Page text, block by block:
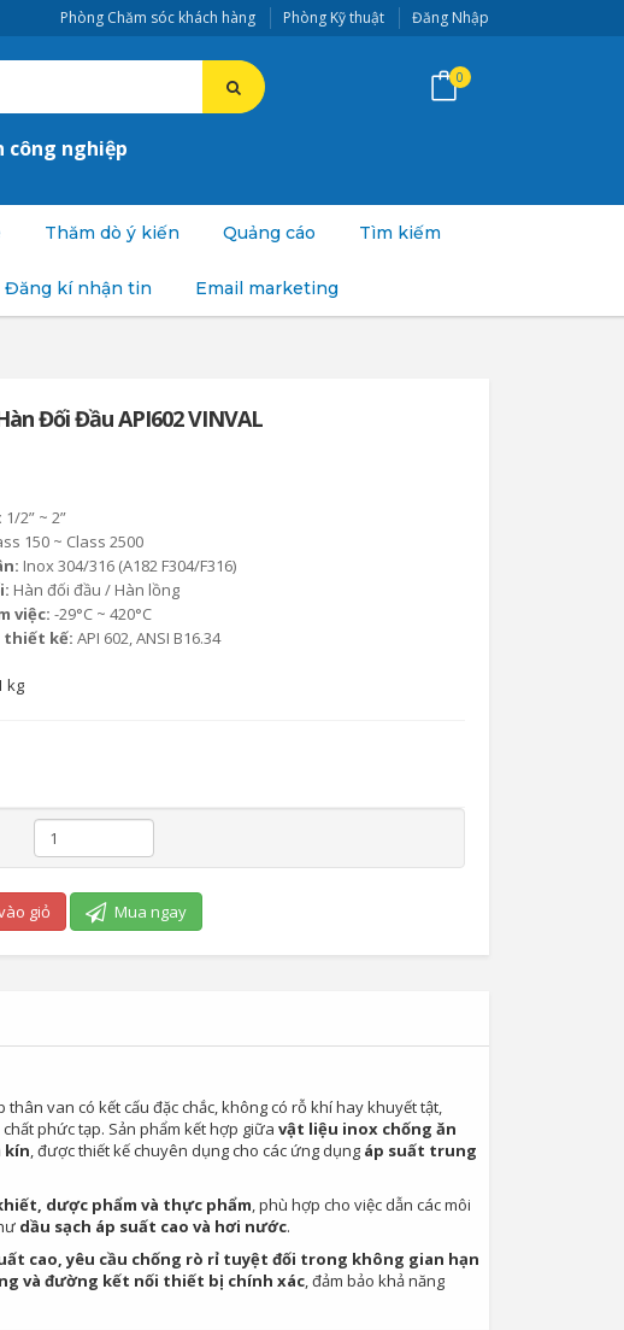
Phòng Chăm sóc khách hàng Phòng Kỹ thuật Đăng Nhập
công nghiệp
0
Thăm dò ý kiến Quảng cáo Tìm kiếm
Đăng kí nhận tin Email marketing
Đối Đầu API602 VINVAL
1/2” ~ 2”
150 ~ Class 2500
Inox 304/316 (A182 F304/F316)
Hàn đối đầu / Hàn lồng
việc: -29°C ~ 420°C
thiết kế: API 602, ANSI B16.34
kg
giỏ Mua ngay
van có kết cấu đặc chắc, không có rỗ khí hay khuyết tật,
phức tạp. Sản phẩm kết hợp giữa vật liệu inox chống ăn
kín, được thiết kế chuyên dụng cho các ứng dụng áp suất trung
dược phẩm và thực phẩm, phù hợp cho việc dẫn các môi
dầu sạch áp suất cao và hơi nước.
cao, yêu cầu chống rò rỉ tuyệt đối trong không gian hạn
và đường kết nối thiết bị chính xác, đảm bảo khả năng